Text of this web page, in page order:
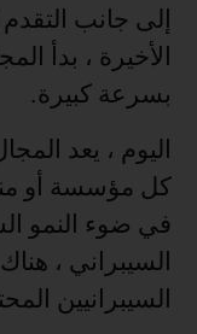
إلى جانب
الأخيرة ، بدأ
بسرعة كبيرة.
اليوم ، يعد
كل مؤسسة أو
في ضوء النمو
السيبراني ،
السيبرانيين